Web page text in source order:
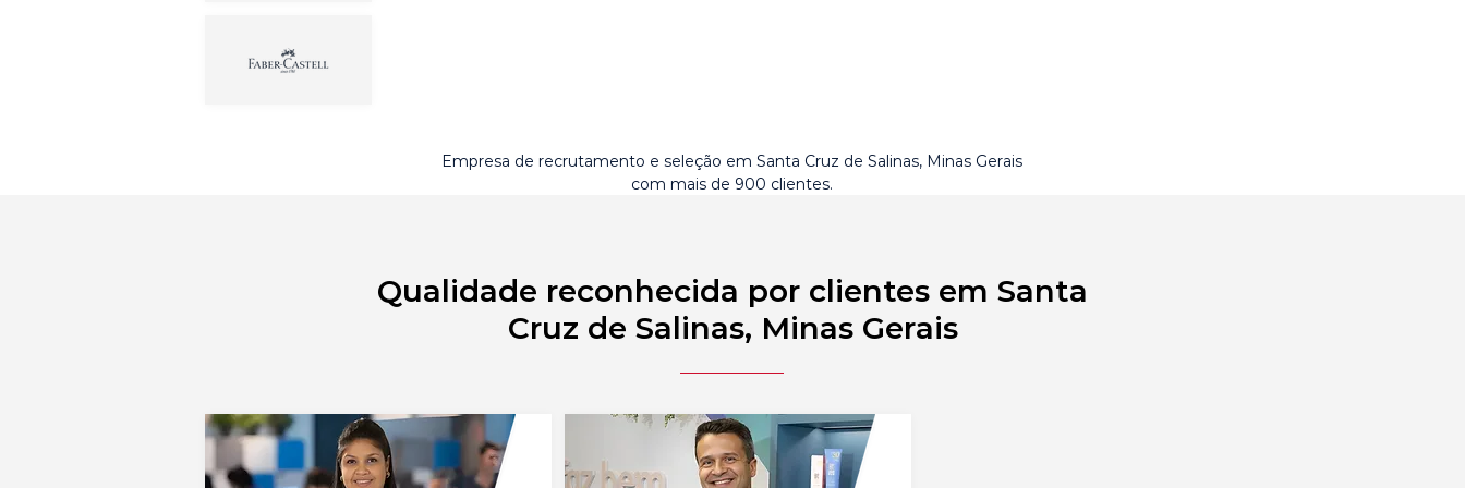
Empresa de recrutamento e seleção em Santa Cruz de Salinas, Minas Gerais
com mais de 900 clientes.
Qualidade reconhecida por clientes em Santa
Cruz de Salinas, Minas Gerais